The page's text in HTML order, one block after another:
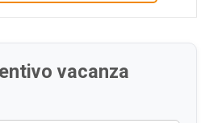
vacanza